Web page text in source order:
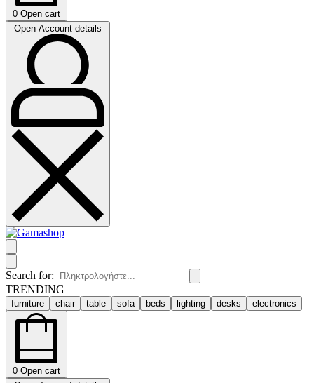
0 Open cart
Open Account details
Search for:
TRENDING
furniture chair table sofa beds lighting desks electronics
0 Open cart